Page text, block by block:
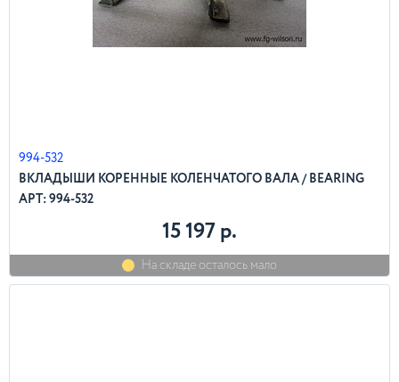
994-532
ВКЛАДЫШИ КОРЕННЫЕ КОЛЕНЧАТОГО ВАЛА / BEARING
АРТ: 994-532
15 197 р.
На складе осталось мало